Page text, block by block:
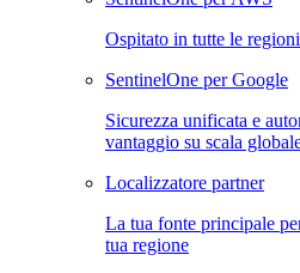
Ospitato in tutte le
SentinelOne per Google
Sicurezza unificata e
vantaggio su scala
Localizzatore partner
La tua fonte principale
tua regione